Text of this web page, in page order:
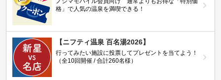
格」で人気の温泉を満喫できる！
【ニフティ温泉 百名湯2026】
行ってみたい施設に投票してプレゼントを当てよう！
（全10回開催 / 合計260名様）